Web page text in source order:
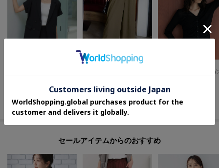
※照明の関係により、実際よりも色味が違って見える場合があります。ま
が異なる場合もございます。
SHOO・LA・RUE
さらに5%OFF
シアーギャザーカーディガ
50%OFF
セールアイテムからのおすすめ